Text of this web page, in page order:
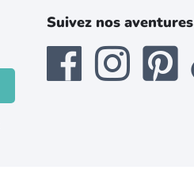
Suivez nos aventures